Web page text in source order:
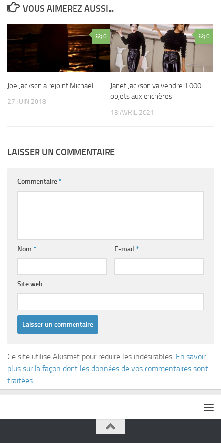
VOUS AIMEREZ AUSSI...
0
Joe Jackson a rejoint Michael
27 JUIN 2018
0
Janet Jackson va vendre 1 000
objets aux enchères
13 AVRIL 2021
LAISSER UN COMMENTAIRE
Commentaire*
Nom * E-mail *
Site web
Ce site utilise Akismet pour réduire les indésirables. En savoir
plus sur la façon dont les données de vos commentaires sont
traitées.